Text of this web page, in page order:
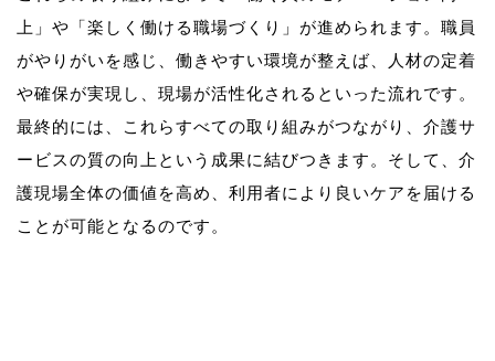
上」や「楽しく働ける職場づくり」が進められます。職員
がやりがいを感じ、働きやすい環境が整えば、人材の定着
や確保が実現し、現場が活性化されるといった流れです。
最終的には、これらすべての取り組みがつながり、介護サ
ービスの質の向上という成果に結びつきます。そして、介
護現場全体の価値を高め、利用者により良いケアを届ける